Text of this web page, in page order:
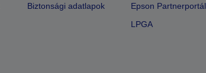
Biztonsági adatlapok
Epson Partnerportál
LPGA